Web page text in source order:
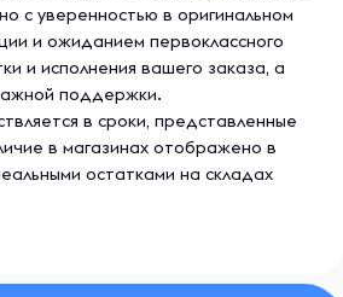
с уверенностью в оригинальном
и ожиданием первоклассного
и исполнения вашего заказа, а
поддержки.
в сроки, представленные
в магазинах отображено в
остатками на складах